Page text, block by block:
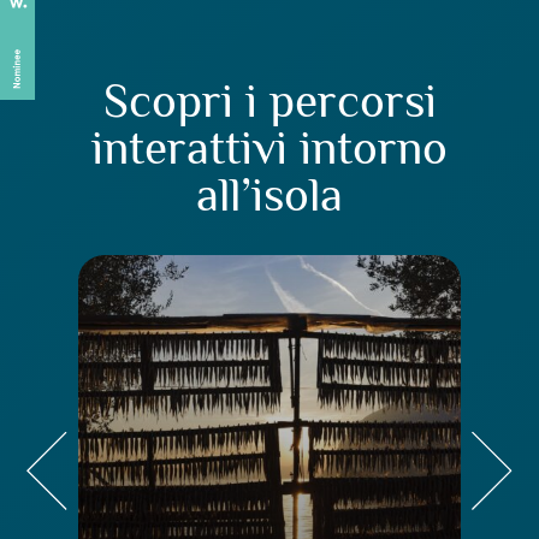
Scopri i percorsi
interattivi intorno
all’isola